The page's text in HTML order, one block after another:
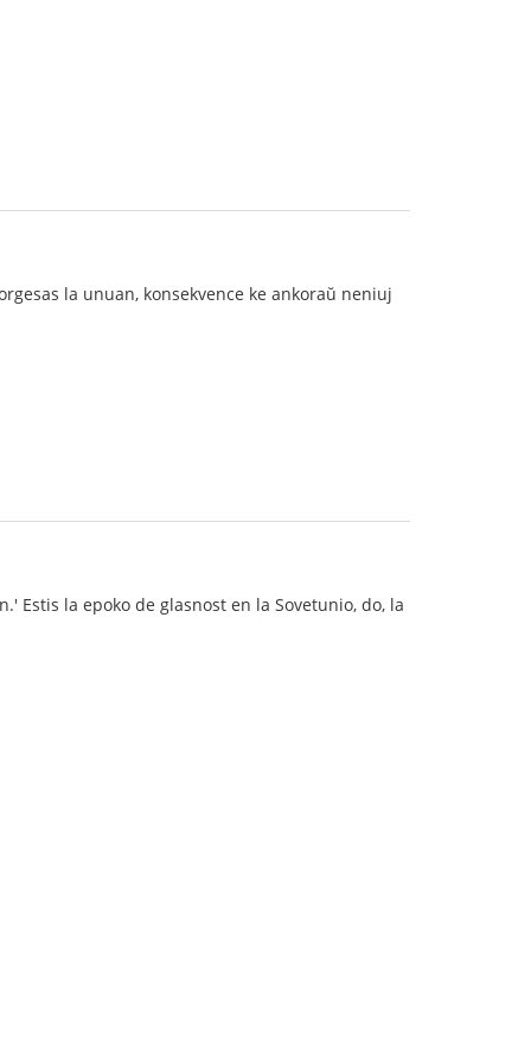
la unuan, konsekvence ke ankoraŭ neniuj
Estis la epoko de glasnost en la Sovetunio, do, la